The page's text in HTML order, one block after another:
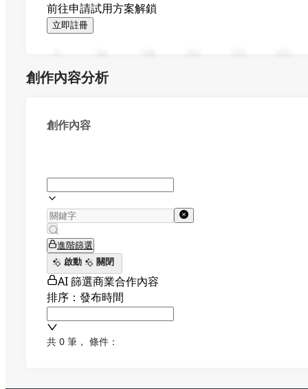
前往申請試用方案解鎖
立即註冊
創作內容分析
創作內容
進階篩選
啟動
關閉
AI 篩選商業合作內容
排序：發布時間
共 0 筆 ， 條件：